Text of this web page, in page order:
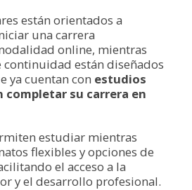
están orientados a
una carrera
online, mientras
continuidad están diseñados
ya cuentan con estudios
completar su carrera en
estudiar mientras
flexibles y opciones de
el acceso a la
y el desarrollo profesional.